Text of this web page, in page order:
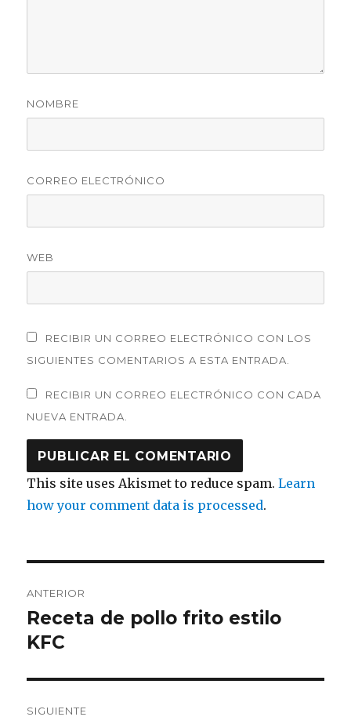
NOMBRE
CORREO ELECTRÓNICO
WEB
RECIBIR UN CORREO ELECTRÓNICO CON LOS
SIGUIENTES COMENTARIOS A ESTA ENTRADA.
RECIBIR UN CORREO ELECTRÓNICO CON CADA
NUEVA ENTRADA.
This site uses Akismet to reduce spam.Learn
how your comment data is processed.
de
entradas
ANTERIOR
Entrada
anterior:
Receta de pollo frito estilo
KFC
SIGUIENTE